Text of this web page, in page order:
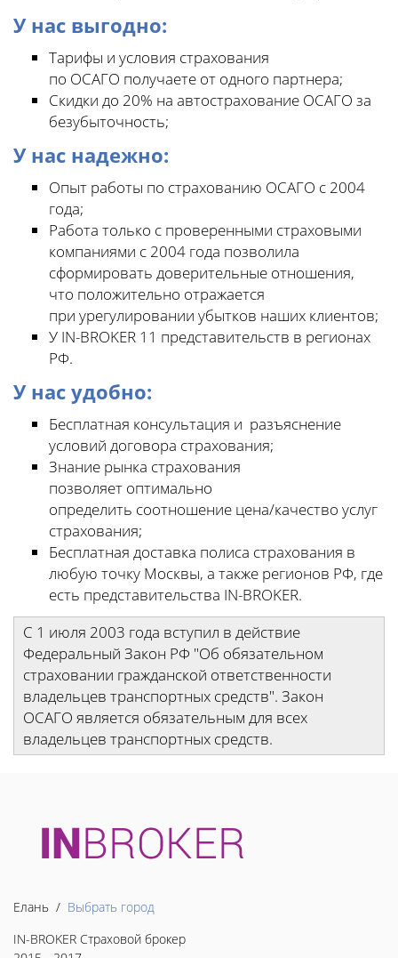
У нас выгодно:
Тарифы и условия страхования
по ОСАГО получаете от одного партнера;
Скидки до 20% на автострахование ОСАГО за
безубыточность;
У нас надежно:
Опыт работы по страхованию ОСАГО с 2004
года;
Работа только с проверенными страховыми
компаниями с 2004 года позволила
сформировать доверительные отношения,
что положительно отражается
при урегулировании убытков наших клиентов;
У IN-BROKER 11 представительств в регионах
РФ.
У нас удобно:
Бесплатная консультация и разъяснение
условий договора страхования;
Знание рынка страхования
позволяет оптимально
определить соотношение цена/качество услуг
страхования;
Бесплатная доставка полиса страхования в
любую точку Москвы, а также регионов РФ, где
есть представительства IN-BROKER.
С 1 июля 2003 года вступил в действие
Федеральный Закон РФ "Об обязательном
страховании гражданской ответственности
владельцев транспортных средств". Закон
ОСАГО является обязательным для всех
владельцев транспортных средств.
Елань / Выбрать город
IN-BROKER Страховой брокер